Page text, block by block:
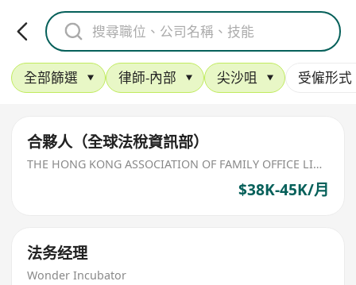
全部篩選 律師-內部 尖沙咀 受僱形式
合夥人（全球法稅資訊部）
THE HONG KONG ASSOCIATION OF FAMILY OFFICE LIMITED
$38K-45K/月
法务经理
Wonder Incubator